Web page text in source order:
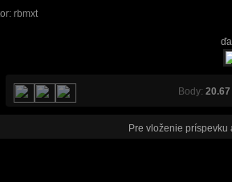
rbmxt
Body: 20.67
Pre vloženie